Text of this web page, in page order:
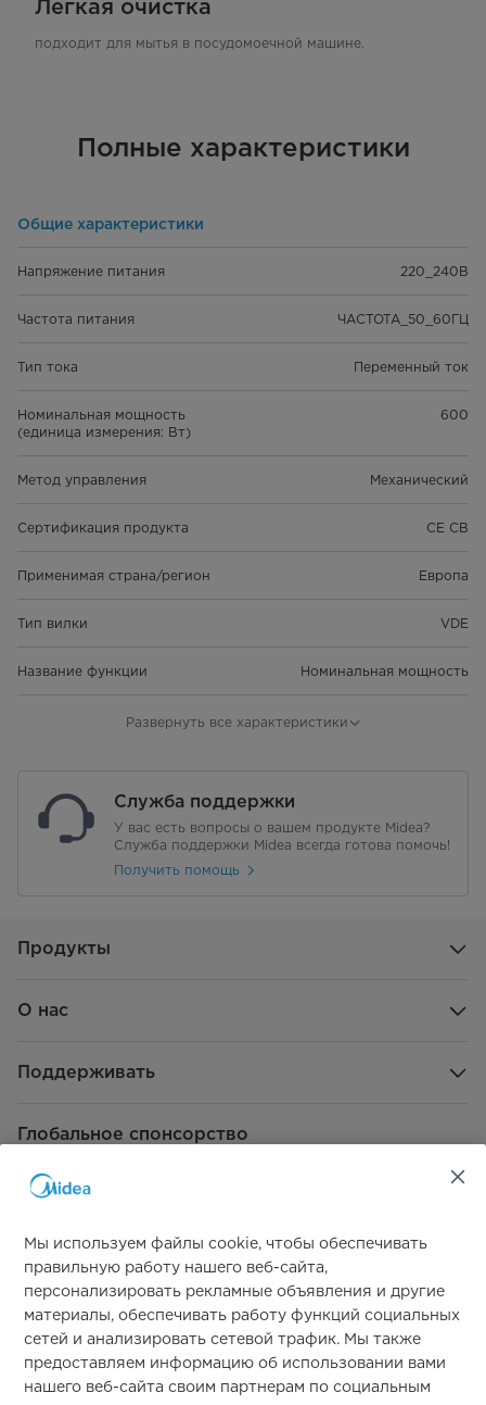
Легкая очистка
подходит для мытья в посудомоечной машине.
Полные характеристики
Общие характеристики
Напряжение питания 220_240В
Частота питания ЧАСТОТА_50_60ГЦ
Тип тока Переменный ток
Номинальная мощность
(единица измерения: Вт)
600
Метод управления Механический
Сертификация продукта CE CB
Применимая страна/регион Европа
Тип вилки VDE
Название функции Номинальная мощность
Значение мощности
класс энергоэффективности
Габариты корпуса (длина)
(единица измерения: мм)
(единица измерения: мм)
измерения: м³)
(единица измерения: кг)
Внешние размеры упаковки
412
Внешние размеры упаковки
одного устройства (ширина)
(единица измерения: мм)
Внешние размеры упаковки
одного изделия (высота)
(единица измерения: мм)
Развернуть все характеристики
Служба поддержки
У вас есть вопросы о вашем продукте Midea?
Служба поддержки Midea всегда готова помочь!
Получить помощь
Продукты
О нас
Поддерживать
Глобальное спонсорство
Свяжитесь с нами
Мы используем файлы cookie, чтобы обеспечивать
правильную работу нашего веб-сайта,
персонализировать рекламные объявления и другие
материалы, обеспечивать работу функций социальных
сетей и анализировать сетевой трафик. Мы также
предоставляем информацию об использовании вами
нашего веб-сайта своим партнерам по социальным